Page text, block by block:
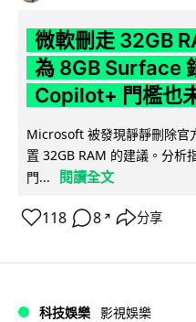
微軟刪走 32GB
為 8GB Surface
Copilot+ 門檻也
Microsoft 被發現靜靜刪除官
置 32GB RAM 的建議。分析
門...
閱讀全文
118 8 ↗ 分享
科技娛樂 影視娛樂